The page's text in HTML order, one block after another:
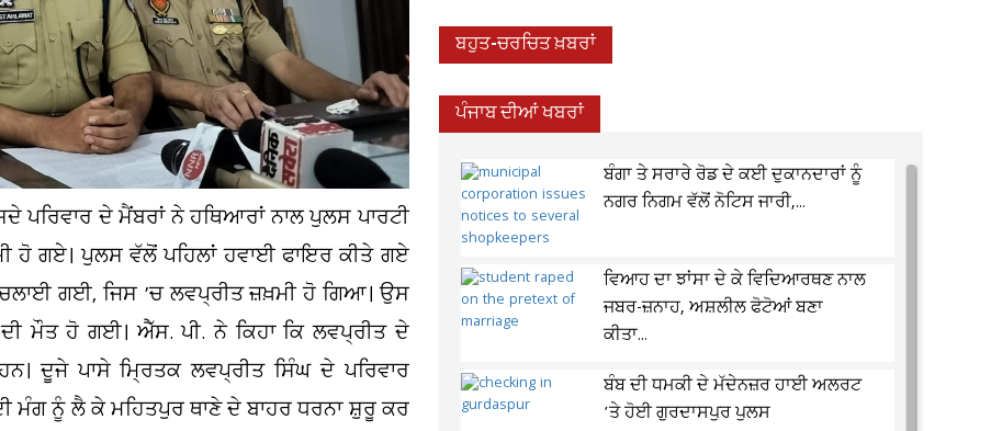
ਪਰਿਵਾਰ ਦੇ ਮੈਂਬਰਾਂ ਨੇ ਹਥਿਆਰਾਂ ਨਾਲ ਪੁਲਸ ਪਾਰਟੀ
ਹੋ ਗਏ। ਪੁਲਸ ਵੱਲੋਂ ਪਹਿਲਾਂ ਹਵਾਈ ਫਾਇਰ ਕੀਤੇ ਗਏ
ਗਈ, ਜਿਸ ’ਚ ਲਵਪ੍ਰੀਤ ਜ਼ਖ਼ਮੀ ਹੋ ਗਿਆ। ਉਸ
ਮੌਤ ਹੋ ਗਈ। ਐੱਸ. ਪੀ. ਨੇ ਕਿਹਾ ਕਿ ਲਵਪ੍ਰੀਤ ਦੇ
ਦੂਜੇ ਪਾਸੇ ਮ੍ਰਿਤਕ ਲਵਪ੍ਰੀਤ ਸਿੰਘ ਦੇ ਪਰਿਵਾਰ
ਮੰਗ ਨੂੰ ਲੈ ਕੇ ਮਹਿਤਪੁਰ ਥਾਣੇ ਦੇ ਬਾਹਰ ਧਰਨਾ ਸ਼ੁਰੂ ਕਰ
ਬਹੁਤ-ਚਰਚਿਤ ਖ਼ਬਰਾਂ
ਪੰਜਾਬ ਦੀਆਂ ਖਬਰਾਂ
ਬੰਗਾ ਤੇ ਸਰਾਰੇ ਰੋਡ ਦੇ ਕਈ ਦੁਕਾਨਦਾਰਾਂ ਨੂੰ
ਨਗਰ ਨਿਗਮ ਵੱਲੋਂ ਨੋਟਿਸ ਜਾਰੀ,...
ਵਿਆਹ ਦਾ ਝਾਂਸਾ ਦੇ ਕੇ ਵਿਦਿਆਰਥਣ ਨਾਲ
ਜਬਰ-ਜ਼ਨਾਹ, ਅਸ਼ਲੀਲ ਫੋਟੋਆਂ ਬਣਾ
ਕੀਤਾ...
ਬੰਬ ਦੀ ਧਮਕੀ ਦੇ ਮੱਦੇਨਜ਼ਰ ਹਾਈ ਅਲਰਟ
’ਤੇ ਹੋਈ ਗੁਰਦਾਸਪੁਰ ਪੁਲਸ